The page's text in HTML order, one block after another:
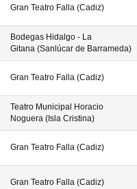
Gran Teatro Falla (Cadiz)
Bodegas Hidalgo - La
Gitana (Sanlúcar de Barrameda)
Gran Teatro Falla (Cadiz)
Teatro Municipal Horacio
Noguera (Isla Cristina)
Gran Teatro Falla (Cadiz)
Gran Teatro Falla (Cadiz)